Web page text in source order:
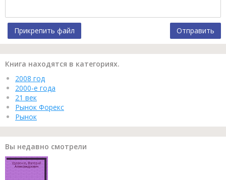
Прикрепить файл Отправить
Книга находятся в категориях.
2008 год
2000-е года
21 век
Рынок Форекс
Рынок
Вы недавно смотрели